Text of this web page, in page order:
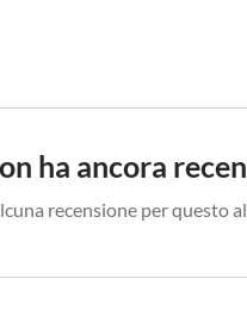
ha ancora
recensione per questo